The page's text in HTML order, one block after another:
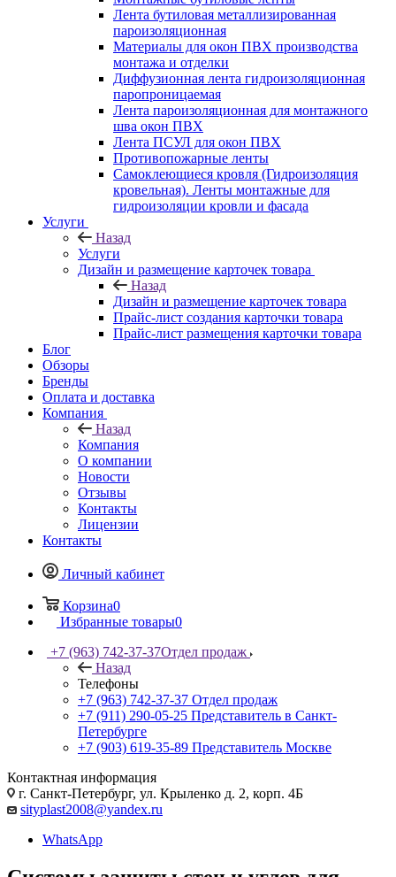
Лента бутиловая металлизированная
пароизоляционная
Материалы для окон ПВХ производства
монтажа и отделки
Диффузионная лента гидроизоляционная
паропроницаемая
Лента пароизоляционная для монтажного
шва окон ПВХ
Лента ПСУЛ для окон ПВХ
Противопожарные ленты
Самоклеющиеся кровля (Гидроизоляция
кровельная). Ленты монтажные для
гидроизоляции кровли и фасада
Услуги
Назад
Услуги
Дизайн и размещение карточек товара
Назад
Дизайн и размещение карточек товара
Прайс-лист создания карточки товара
Прайс-лист размещения карточки товара
Блог
Обзоры
Бренды
Оплата и доставка
Компания
Назад
Компания
О компании
Новости
Отзывы
Контакты
Лицензии
Контакты
Личный кабинет
Корзина0
Избранные товары0
+7 (963) 742-37-37Отдел продаж
Назад
Телефоны
+7 (963) 742-37-37 Отдел продаж
+7 (911) 290-05-25 Представитель в Санкт-
Петербурге
+7 (903) 619-35-89 Представитель Москве
Контактная информация
г. Санкт-Петербург, ул. Крыленко д. 2, корп. 4Б
sityplast2008@yandex.ru
WhatsApp